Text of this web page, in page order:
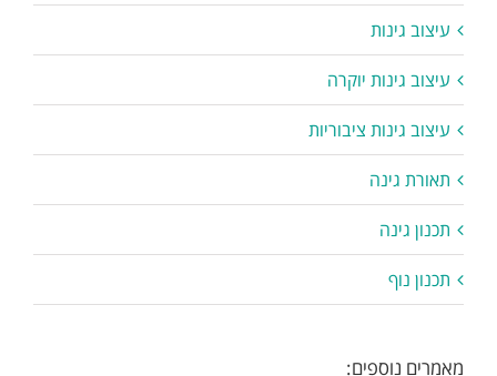
עיצוב גינות
עיצוב גינות יוקרה
עיצוב גינות ציבוריות
תאורת גינה
תכנון גינה
תכנון נוף
מאמרים נוספים: